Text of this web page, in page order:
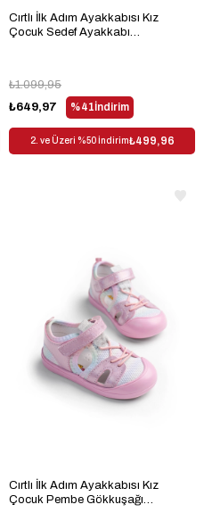
Cırtlı İlk Adım Ayakkabısı Kız
Çocuk Sedef Ayakkabı
%41İndirim
₺649,97
₺1.099,95
2. ve Üzeri %50 İndirim₺499,96
Cırtlı İlk Adım Ayakkabısı Kız
Çocuk Pembe Gökkuşağı